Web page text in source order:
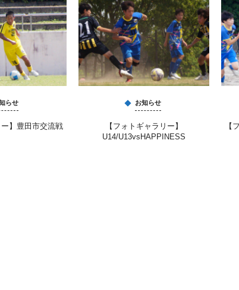
らせ
ー】豊田市交流戦
お知らせ
【フォトギャラリー】
U14/U13vsHAPPINESS
【